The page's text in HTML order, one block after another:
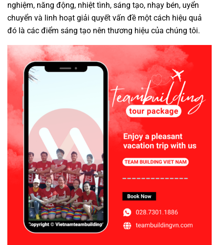
nghiệm, năng động, nhiệt tình, sáng tạo, nhạy bén, uyển
chuyển và linh hoạt giải quyết vấn đề một cách hiệu quả
đó là các điểm sáng tạo nên thương hiệu của chúng tôi.